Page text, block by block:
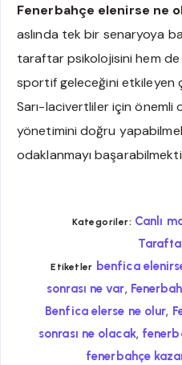
Fenerbahçe elenirse ne
aslında tek bir senaryoya
taraftar psikolojisini hem
sportif geleceğini etkileyen
Sarı-lacivertliler için önemli
yönetimini doğru
odaklanmayı
Kategoriler: Canlı
Etiketler benfica
sonrası ne var,
Benfica elerse ne olur,
sonrası ne olacak,
fenerbahçe